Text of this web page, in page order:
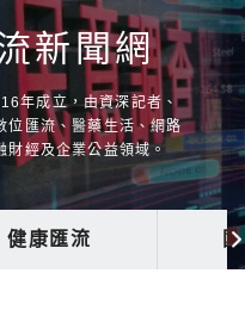
新聞網
年成立，由資深記者、
位匯流、醫藥生活、網路
經及企業公益領域。
健康匯流